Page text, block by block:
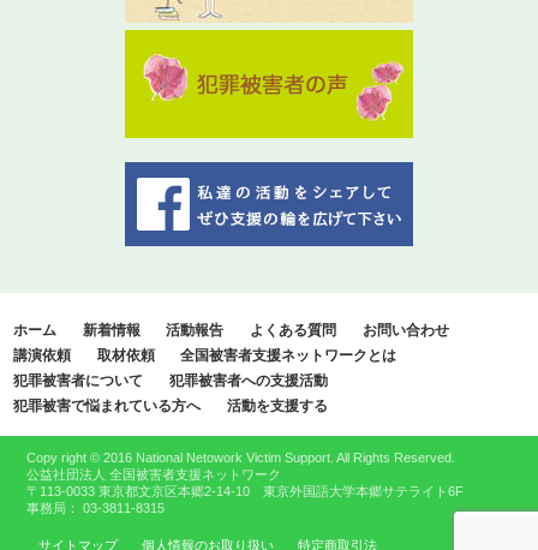
ホーム 新着情報 活動報告 よくある質問
お問い合わせ
講演依頼
取材依頼
全国被害者支援ネットワークとは
犯罪被害者について
犯罪被害者への支援活動
犯罪被害で悩まれている方へ
活動を支援する
Copy right © 2016 National Netowork Victim Support. All Rights Reserved.
公益社団法人 全国被害者支援ネットワーク
〒113-0033 東京都文京区本郷2-14-10 東京外国語大学本郷サテライト6F
事務局： 03-3811-8315
サイトマップ 個人情報のお取り扱い 特定商取引法